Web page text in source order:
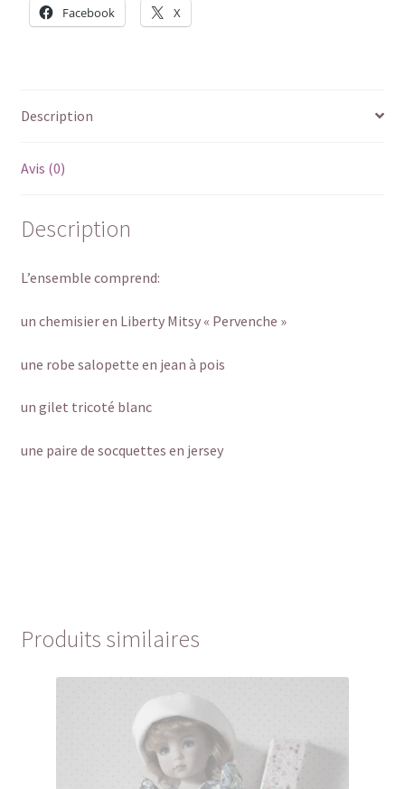
Facebook X
Description
Avis (0)
Description
L’ensemble comprend:
un chemisier en Liberty Mitsy « Pervenche »
une robe salopette en jean à pois
un gilet tricoté blanc
une paire de socquettes en jersey
Produits similaires